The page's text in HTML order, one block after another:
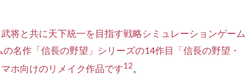
将と共に天下統一を目指す戦略シミュレーションゲーム
名作「信長の野望」シリーズの14作目「信長の野望・
ホ向けのリメイク作品です1 2。